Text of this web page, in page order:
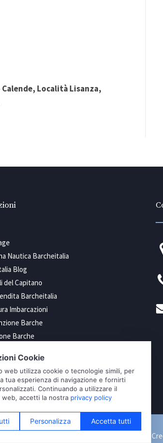
Calende, Località Lisanza,
Nautica Barcheitalia
Blog
del Capitano
Barcheitalia
Imbarcazioni
Barche
Barche
Nautica
Imbarcazioni Barcheitalia